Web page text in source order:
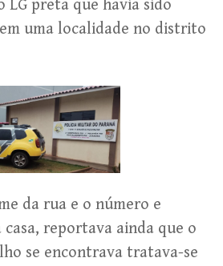
LG preta que havia sido
uma localidade no distrito
da rua e o número e
reportava ainda que o
se encontrava tratava-se